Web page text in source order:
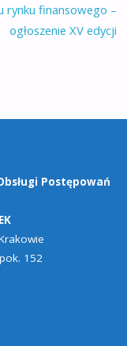
rynku finansowego –
ogłoszenie XV edycji
Postępowań
152